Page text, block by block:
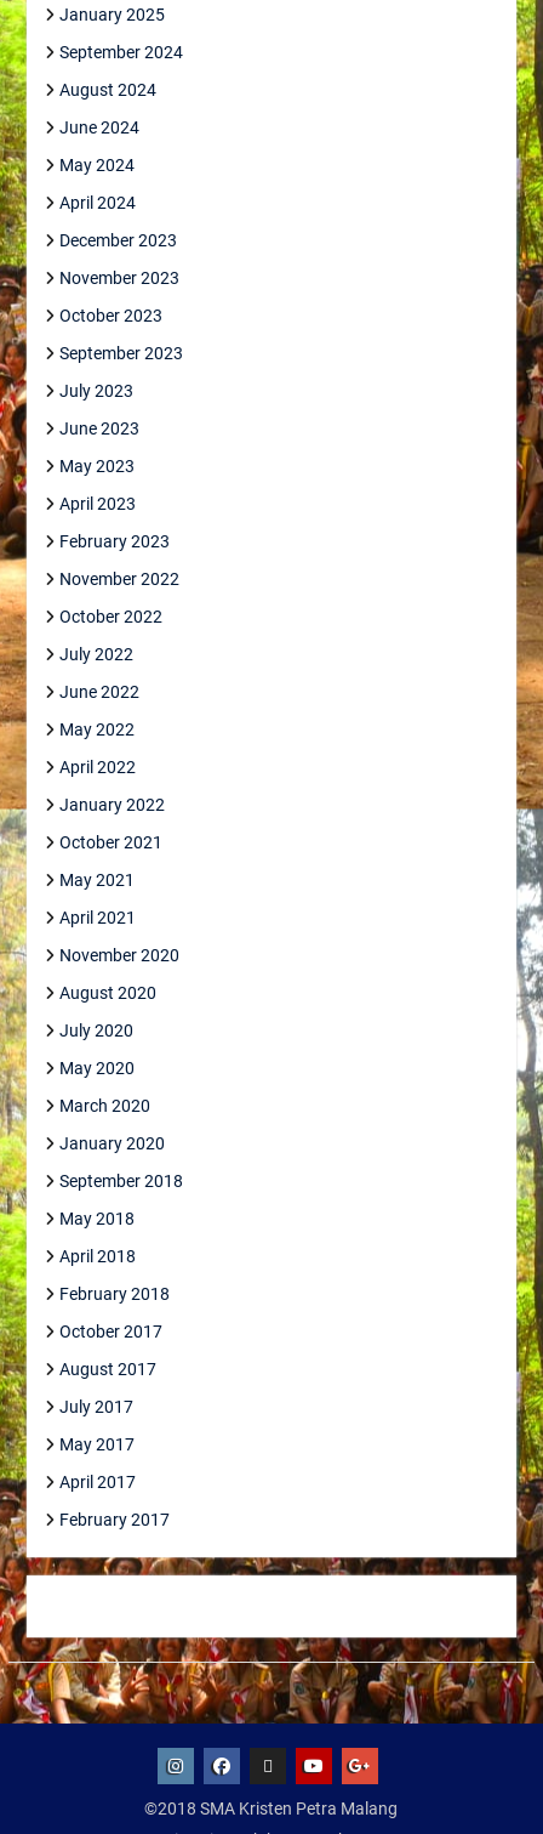
January 2025
September 2024
August 2024
June 2024
May 2024
April 2024
December 2023
November 2023
October 2023
September 2023
July 2023
June 2023
May 2023
April 2023
February 2023
November 2022
October 2022
July 2022
June 2022
May 2022
April 2022
January 2022
October 2021
May 2021
April 2021
November 2020
August 2020
July 2020
May 2020
March 2020
January 2020
September 2018
May 2018
April 2018
February 2018
October 2017
August 2017
July 2017
May 2017
April 2017
February 2017
©2018 SMA Kristen Petra Malang